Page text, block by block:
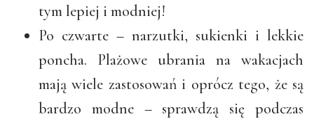
tym lepiej i modniej!
Po czwarte – narzutki, sukienki i lekkie
poncha. Plażowe ubrania na wakacjach
mają wiele zastosowań i oprócz tego, że są
bardzo modne – sprawdzą się podczas